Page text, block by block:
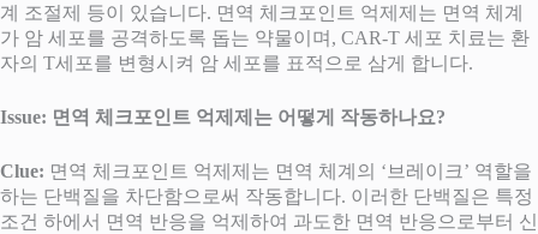
계 조절제 등이 있습니다. 면역 체크포인트 억제제는 면역 체계
가 암 세포를 공격하도록 돕는 약물이며, CAR-T 세포 치료는 환
자의 T세포를 변형시켜 암 세포를 표적으로 삼게 합니다.
Issue: 면역 체크포인트 억제제는 어떻게 작동하나요?
Clue: 면역 체크포인트 억제제는 면역 체계의 ‘브레이크’ 역할을
하는 단백질을 차단함으로써 작동합니다. 이러한 단백질은 특정
조건 하에서 면역 반응을 억제하여 과도한 면역 반응으로부터 신